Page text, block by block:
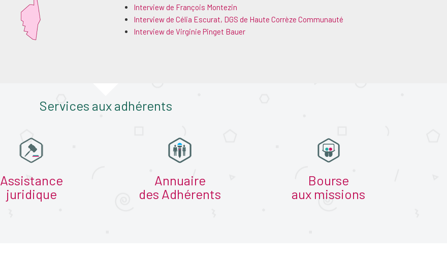
Interview de François Montezin
Interview de Célia Escurat, DGS de Haute Corrèze Communauté
Interview de Virginie Pinget Bauer
Services aux adhérents
Assistance
juridique
Annuaire
des Adhérents
Bourse
aux missions